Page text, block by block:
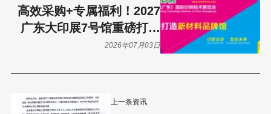
上一条资讯
高效采购+专属福利！2027
广东大印展7号馆重磅打造
新材料品牌馆
2026年07月03日